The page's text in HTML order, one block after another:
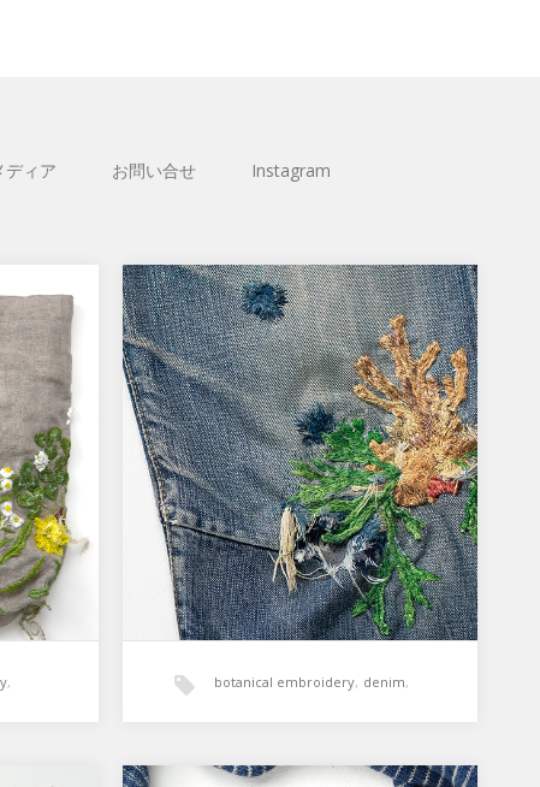
ディア お問い合せ Instagram
び始め
が顔を
ジオ
,
植物刺繍とダーニング『コウ
モリラン』
コウモリランは植物刺繍（ダーニン
グ）のモチーフとして取り入れまし
た。 ラフな質感のデニムにも負けな
い存在感の植…
botanical embroidery, denim,
植物刺繍